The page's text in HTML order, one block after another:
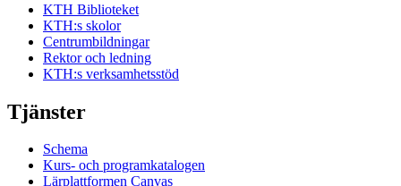
KTH Biblioteket
KTH:s skolor
Centrumbildningar
Rektor och ledning
KTH:s verksamhetsstöd
Tjänster
Schema
Kurs- och programkatalogen
Lärplattformen Canvas